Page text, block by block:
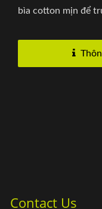
bìa cotton mịn để